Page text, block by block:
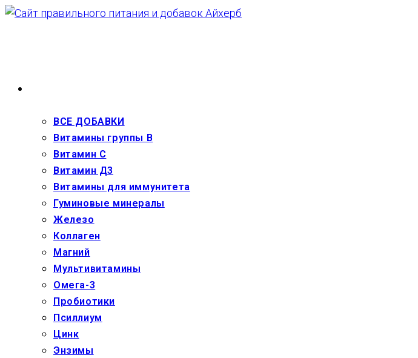
Перейти
ВСЕ ДОБАВКИ
Витамины группы В
Витамин С
Витамин Д3
Витамины для иммунитета
Гуминовые минералы
Железо
Коллаген
Магний
Мультивитамины
Омега-3
Пробиотики
Псиллиум
Цинк
Энзимы